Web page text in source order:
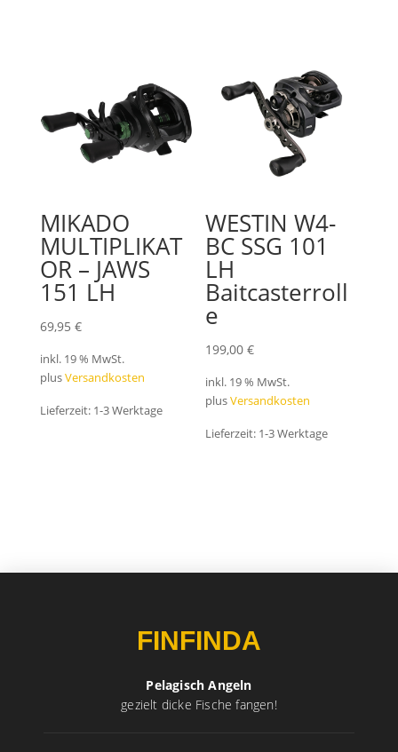
MIKADO
MULTIPLIKAT
OR – JAWS
151 LH
69,95 €
inkl. 19 % MwSt.
plusVersandkosten
Lieferzeit: 1-3 Werktage
WESTIN W4-
BC SSG 101
LH
Baitcasterroll
e
199,00€
inkl. 19 % MwSt.
plusVersandkosten
Lieferzeit: 1-3 Werktage
FINFINDA
Pelagisch Angeln
gezielt dicke Fische fangen!